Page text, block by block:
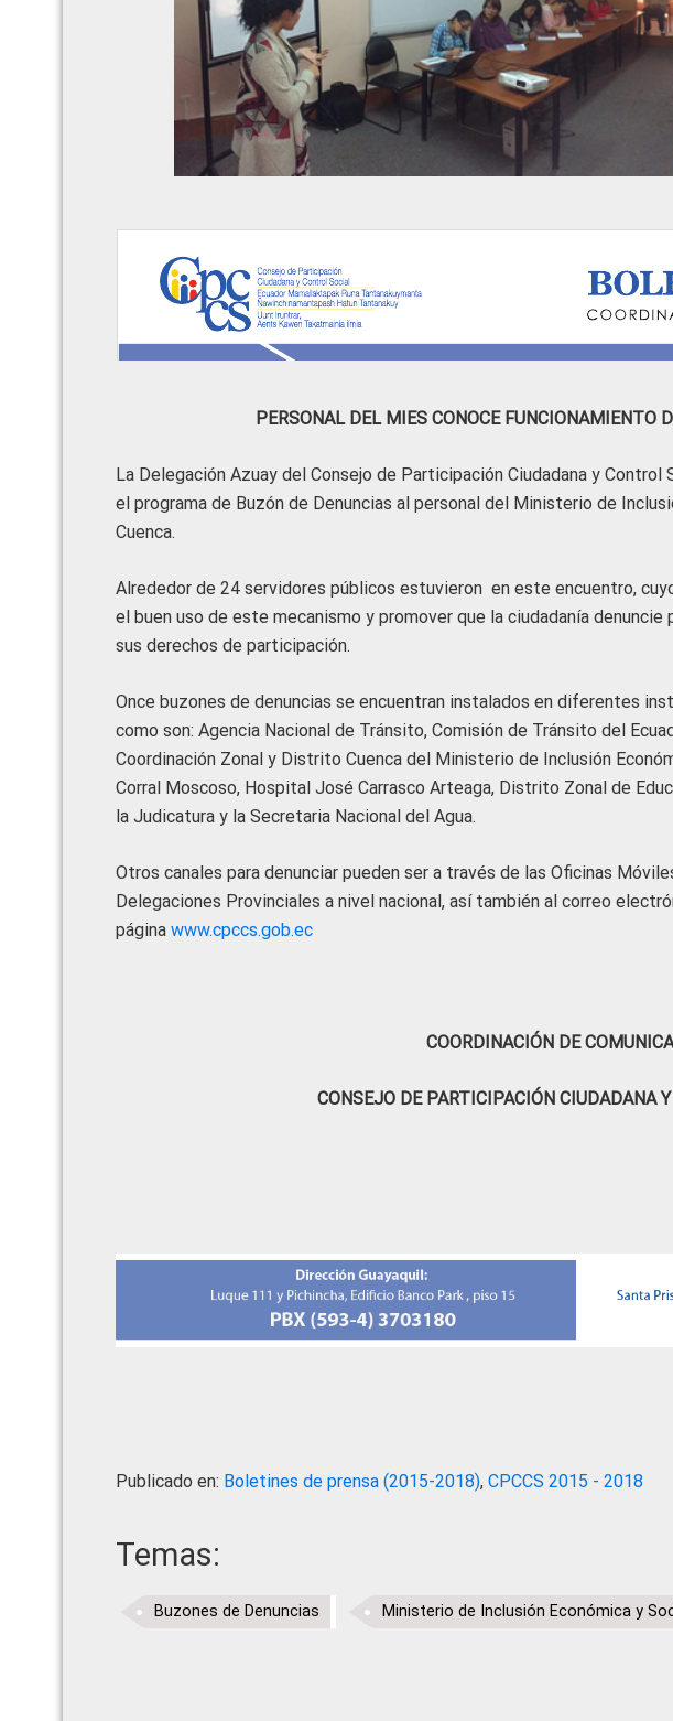
PERSONAL DEL MIES CONOCE FUNCIONAMIENTO
La Delegación Azuay del Consejo de Participación Ciudadana y Control
el programa de Buzón de Denuncias al personal del Ministerio de
Cuenca.
Alrededor de 24 servidores públicos estuvieron en este encuentro,
el buen uso de este mecanismo y promover que la ciudadanía
sus derechos de participación.
Once buzones de denuncias se encuentran instalados en diferentes
como son: Agencia Nacional de Tránsito, Comisión de Tránsito del
Coordinación Zonal y Distrito Cuenca del Ministerio de Inclusión
Corral Moscoso, Hospital José Carrasco Arteaga, Distrito Zonal de
la Judicatura y la Secretaria Nacional del Agua.
Otros canales para denunciar pueden ser a través de las Oficinas
Delegaciones Provinciales a nivel nacional, así también al correo
página www.cpccs.gob.ec
COORDINACIÓN DE
CONSEJO DE PARTICIPACIÓN CIUDADANA
Publicado en: Boletines de prensa (2015-2018), CPCCS 2015 - 2018
Temas:
Buzones de Denuncias Ministerio de Inclusión Económica y